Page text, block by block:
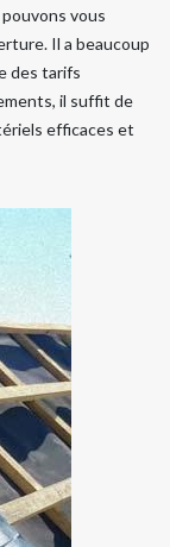
vous
Il a beaucoup
des tarifs
il suffit de
efficaces et